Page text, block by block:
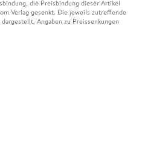
die Preisbindung dieser Artikel
Verlag gesenkt. Die jeweils zutreffende
Angaben zu Preissenkungen